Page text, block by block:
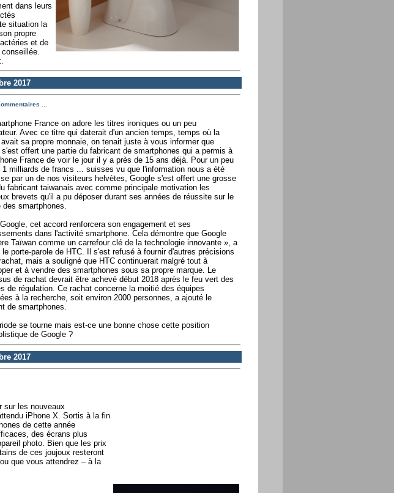
dans leurs
situation la
propre
et de
2017
...
France on adore les titres ironiques ou un peu
Avec ce titre qui daterait d'un ancien temps, temps où la
avait sa propre monnaie, on tenait juste à vous informer que
s'est offert une partie du fabricant de smartphones qui a permis à
France de voir le jour il y a près de 15 ans déjà. Pour un peu
1 milliards de francs ... suisses vu que l'information nous a été
par un de nos visiteurs helvètes, Google s'est offert une grosse
fabricant taiwanais avec comme principale motivation les
brevets qu'il a pu déposer durant ses années de réussite sur le
des smartphones.
cet accord renforcera son engagement et ses
dans l'activité smartphone. Cela démontre que Google
Taïwan comme un carrefour clé de la technologie innovante », a
le porte-parole de HTC. Il s'est refusé à fournir d'autres précisions
mais a souligné que HTC continuerait malgré tout à
et à vendre des smartphones sous sa propre marque. Le
de rachat devrait être achevé début 2018 après le feu vert des
de régulation. Ce rachat concerne la moitié des équipes
à la recherche, soit environ 2000 personnes, a ajouté le
de smartphones.
se tourne mais est-ce une bonne chose cette position
de Google ?
2017
sur les nouveaux
iPhone X. Sortis à la fin
de cette année
des écrans plus
photo. Bien que les prix
de ces joujoux resteront
que vous attendrez – à la